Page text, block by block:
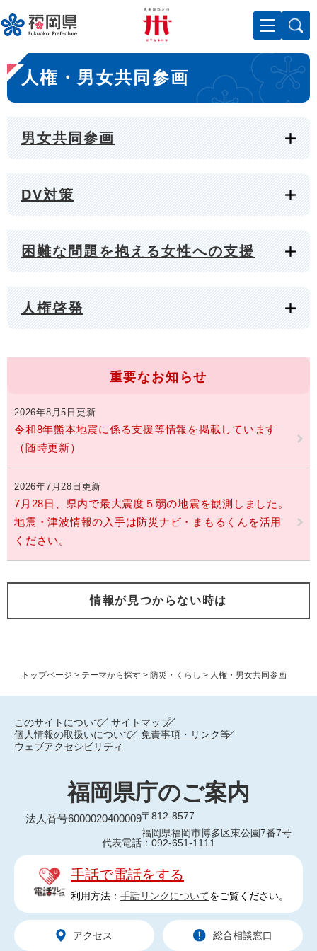
ー
ジ
先
頭
で
。
メニューを飛ばして本文へ
トップページ > テーマから探す > 防災・くらし > 人権・男女共同参画
本
文
人権・男女共同参画
男女共同参画
DV対策
困難な問題を抱える女性への支援
人権啓発
重要なお知らせ
2026年8月5日更新
令和8年熊本地震に係る支援等情報を掲載しています
（随時更新）
2026年7月28日更新
7月28日、県内で最大震度５弱の地震を観測しました。
地震・津波情報の入手は防災ナビ・まもるくんを活用
ください。
情報が見つからない時は
このサイトについて
サイトマップ
個人情報の取扱いについて
免責事項・リンク等
ウェブアクセシビリティ
福岡県庁のご案内
法人番号6000020400009〒812-8577
福岡県福岡市博多区東公園7番7号
代表電話：092-651-1111
手話で電話をする
利用方法： 手話リンクについてをご覧ください。
アクセス 総合相談窓口